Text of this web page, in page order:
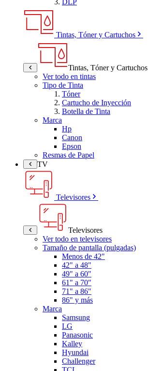
Tintas, Tóner y Cartuchos
Tintas, Tóner y Cartuchos
Ver todo en tintas
Tipo de Tinta
Tóner
Cartucho de Inyección
Botella de Tinta
Marca
Hp
Canon
Epson
Resmas de Papel
TV
Televisores
Televisores
Ver todo en televisores
Tamaño de pantalla (pulgadas)
Menos de 42"
42" a 48"
49" a 60"
61" a 70"
71" a 86"
86" y más
Marca
Samsung
LG
Panasonic
Kalley
Hyundai
Challenger